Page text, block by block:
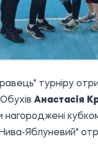
турніру
Анастасія
нагороджені
Яблуневий"